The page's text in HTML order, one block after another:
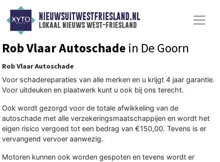
NIEUWSUITWESTFRIESLAND.NL
lokaal nieuws west-friesland
Rob Vlaar Autoschade in De Goorn
Rob Vlaar Autoschade
Voor schadereparaties van alle merken en u krijgt 4 jaar garantie.
Voor uitdeuken en plaatwerk kunt u ook bij ons terecht.
Ook wordt gezorgd voor de totale afwikkeling van de
autoschade met alle verzekeringsmaatschappijen en wordt het
eigen risico vergoed tot een bedrag van €150,00. Tevens is er
vervangend vervoer aanwezig.
Motoren kunnen ook worden gespoten en tevens wordt er